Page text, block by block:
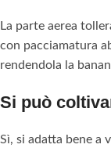
La parte aerea
con pacciamatura
rendendola la
Si può
Sì, si adatta bene a